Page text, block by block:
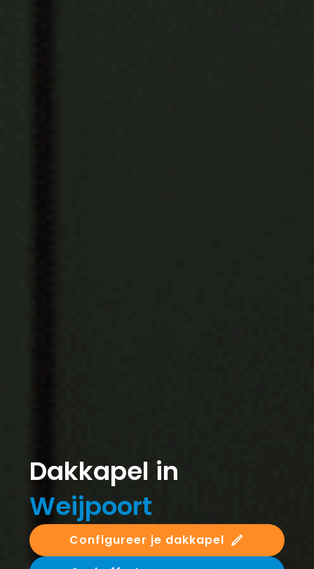
Dakkapel in
Weijpoort
Configureer je dakkapel